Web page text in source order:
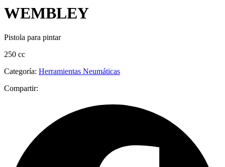
WEMBLEY
Pistola para pintar
250 cc
Categoría: Herramientas Neumáticas
Compartir: